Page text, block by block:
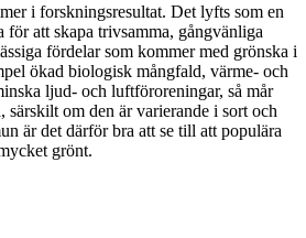
i forskningsresultat. Det lyfts som en
för att skapa trivsamma, gångvänliga
fördelar som kommer med grönska i
ökad biologisk mångfald, värme- och
ljud- och luftföroreningar, så mår
särskilt om den är varierande i sort och
är det därför bra att se till att populära
grönt.